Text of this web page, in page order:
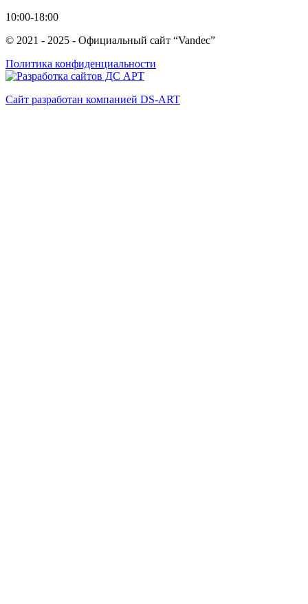
10:00-18:00
© 2021 - 2025 - Официальный сайт “Vandec”
Политика конфиденциальности
Сайт разработан компанией DS-ART